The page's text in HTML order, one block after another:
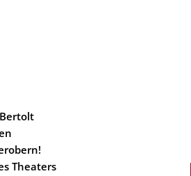
Bertolt
Theaters